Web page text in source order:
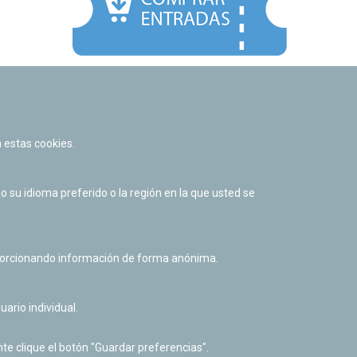
Política de cookies
Derecho de acceso a información pública
cookies.
su idioma preferido o la región en la que usted se
información de forma anónima.
individual.
clique el botón "Guardar preferencias".